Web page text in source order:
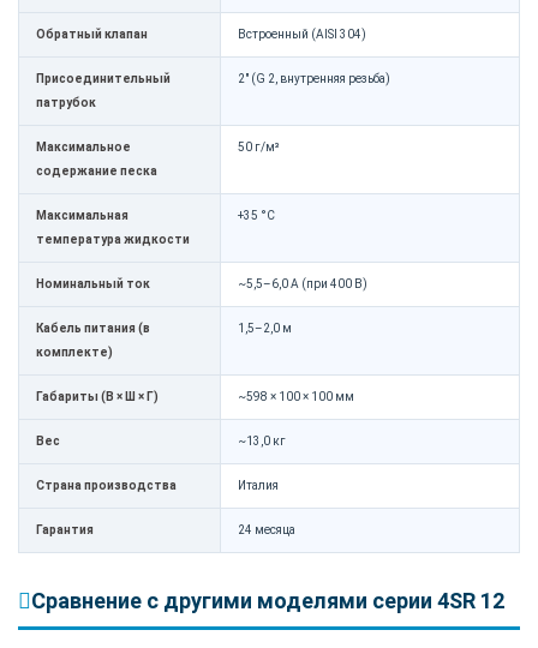
Обратный клапан Встроенный (AISI 304)
Присоединительный
патрубок
2" (G 2, внутренняя резьба)
Максимальное
содержание песка
50 г/м³
Максимальная
температура жидкости
+35 °C
Номинальный ток ~5,5–6,0 А (при 400 В)
Кабель питания (в
комплекте)
1,5–2,0 м
Габариты (В × Ш × Г) ~598 × 100 × 100 мм
Вес ~13,0 кг
Страна производства Италия
Гарантия 24 месяца
Сравнение с другими моделями серии 4SR 12